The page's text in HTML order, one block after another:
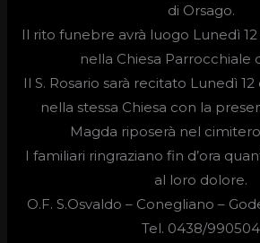
di Orsago.
Il rito funebre avrà luogo Lunedì
nella Chiesa Parrocchiale
Il S. Rosario sarà recitato Lunedì
nella stessa Chiesa con la
Magda riposerà nel
I familiari ringraziano fin d’ora
al loro dolore.
O.F. S.Osvaldo – Conegliano –
Tel. 0438/990504